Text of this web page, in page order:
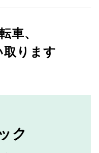
車、
取ります
ク